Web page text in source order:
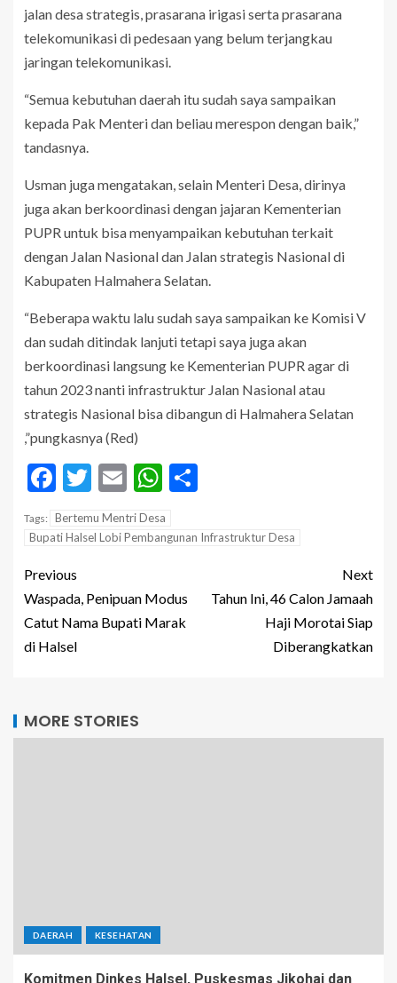
jalan desa strategis, prasarana irigasi serta prasarana
telekomunikasi di pedesaan yang belum terjangkau
jaringan telekomunikasi.
“Semua kebutuhan daerah itu sudah saya sampaikan
kepada Pak Menteri dan beliau merespon dengan baik,”
tandasnya.
Usman juga mengatakan, selain Menteri Desa, dirinya
juga akan berkoordinasi dengan jajaran Kementerian
PUPR untuk bisa menyampaikan kebutuhan terkait
dengan Jalan Nasional dan Jalan strategis Nasional di
Kabupaten Halmahera Selatan.
“Beberapa waktu lalu sudah saya sampaikan ke Komisi V
dan sudah ditindak lanjuti tetapi saya juga akan
berkoordinasi langsung ke Kementerian PUPR agar di
tahun 2023 nanti infrastruktur Jalan Nasional atau
strategis Nasional bisa dibangun di Halmahera Selatan
,”pungkasnya (Red)
Facebook
Twitter
EmailWhatsApp
Tags: Bertemu Mentri Desa
Bupati Halsel Lobi Pembangunan Infrastruktur Desa
Previous
Waspada, Penipuan Modus
Catut Nama Bupati Marak
di Halsel
Next
Tahun Ini, 46 Calon Jamaah
Haji Morotai Siap
Diberangkatkan
MORE STORIES
DAERAH KESEHATAN
Komitmen Dinkes Halsel, Puskesmas Jikohai dan